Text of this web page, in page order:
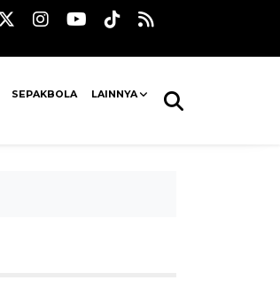
SEPAKBOLA LAINNYA